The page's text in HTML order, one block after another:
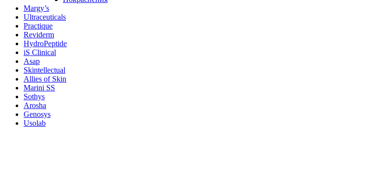
Margy’s
Ultraceuticals
Practique
Reviderm
HydroPeptide
iS Clinical
Asap
Skintellectual
Allies of Skin
Marini SS
Sothys
Arosha
Genosys
Usolab